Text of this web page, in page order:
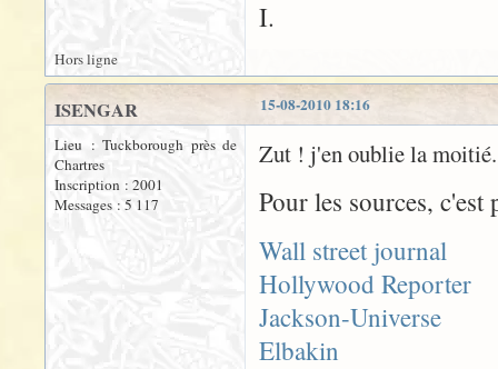
I.
Hors ligne
15-08-2010 18:16
ISENGAR
Lieu : Tuckborough près de
Chartres
Inscription : 2001
Messages : 5 117
Zut ! j'en oublie la
Pour les sources, c'est
Wall street journal
Hollywood Reporter
Jackson-Universe
Elbakin